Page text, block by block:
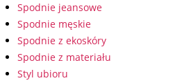
Spodnie jeansowe
Spodnie męskie
Spodnie z ekoskóry
Spodnie z materiału
Styl ubioru